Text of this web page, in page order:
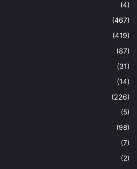
(4)
(467)
(419)
(87)
(31)
(14)
(226)
(5)
(98)
(7)
(2)